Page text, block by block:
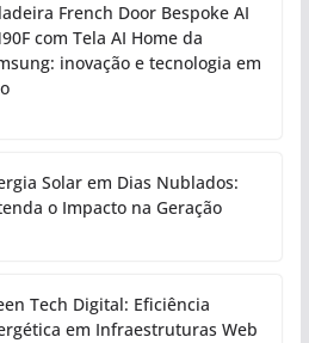
French Door Bespoke AI
com Tela AI Home da
inovação e tecnologia em
Solar em Dias Nublados:
o Impacto na Geração
Tech Digital: Eficiência
em Infraestruturas Web